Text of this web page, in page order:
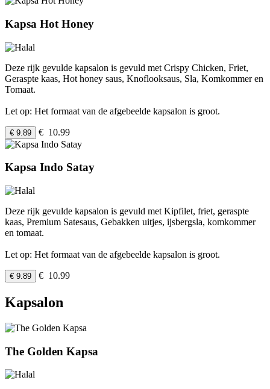
Kapsa Hot Honey
Deze rijk gevulde kapsalon is gevuld met Crispy Chicken, Friet,
Geraspte kaas, Hot honey saus, Knoflooksaus, Sla, Komkommer en
Tomaat.
Let op: Het formaat van de afgebeelde kapsalon is groot.
€ 9.89 € 10.99
Kapsa Indo Satay
Deze rijk gevulde kapsalon is gevuld met Kipfilet, friet, geraspte
kaas, Premium Satesaus, Gebakken uitjes, ijsbergsla, komkommer
en tomaat.
Let op: Het formaat van de afgebeelde kapsalon is groot.
€ 9.89 € 10.99
Kapsalon
The Golden Kapsa